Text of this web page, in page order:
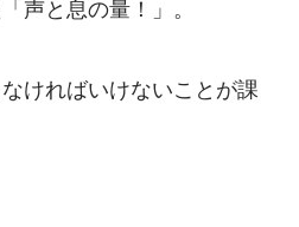
声と息の量！」。
ければいけないことが課